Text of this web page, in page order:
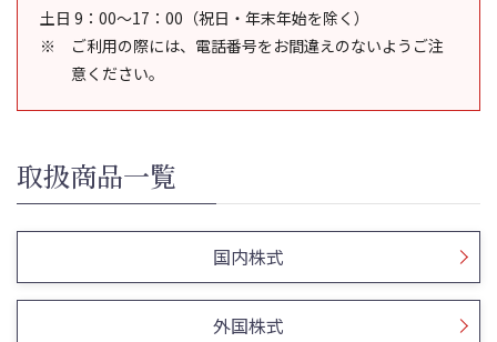
土日 9：00～17：00（祝日・年末年始を除く）
ご利用の際には、電話番号をお間違えのないようご注
意ください。
取扱商品一覧
国内株式
外国株式